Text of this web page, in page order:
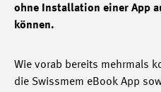
ohne Installation einer App
können.
Wie vorab bereits mehrmals
die Swissmem eBook App